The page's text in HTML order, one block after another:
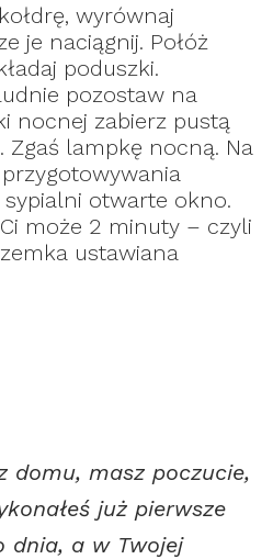
wyrównaj
je naciągnij. Połóż
poduszki.
pozostaw na
nocnej zabierz pustą
lampkę nocną. Na
otwarte okno.
może 2 minuty – czyli
ustawiana
domu, masz poczucie,
już pierwsze
dnia, a w Twojej